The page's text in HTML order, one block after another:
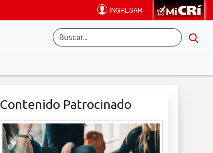
Contenido Patrocinado